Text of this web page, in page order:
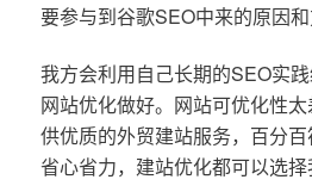
要参与到谷歌SEO中来的原因和
我方会利用自己长期的SEO实
网站优化做好。网站可优化性
供优质的外贸建站服务，百分
省心省力，建站优化都可以选择